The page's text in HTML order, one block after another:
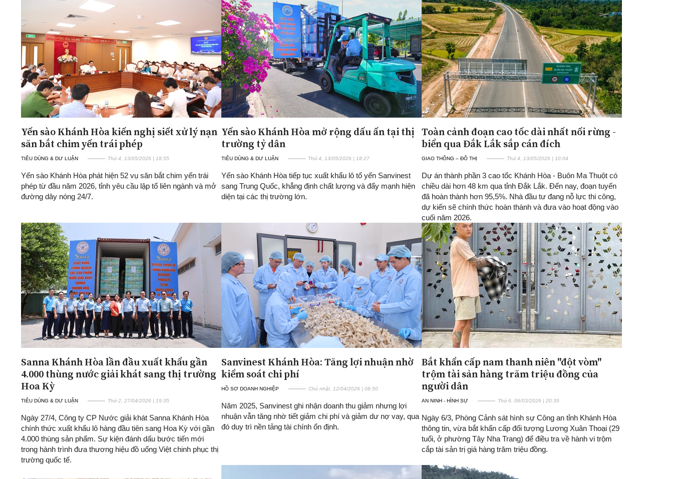
Yến sào Khánh Hòa kiến nghị siết xử lý nạn
săn bắt chim yến trái phép
TIÊU DÙNG & DƯ LUẬN Thứ 4, 13/05/2026 | 18:55
Yến sào Khánh Hòa phát hiện 52 vụ săn bắt chim yến trái
phép từ đầu năm 2026, tỉnh yêu cầu lập tổ liên ngành và mở
đường dây nóng 24/7.
Yến sào Khánh Hòa mở rộng dấu ấn tại thị
trường tỷ dân
TIÊU DÙNG & DƯ LUẬN Thứ 4, 13/05/2026 | 18:27
Yến sào Khánh Hòa tiếp tục xuất khẩu lô tổ yến Sanvinest
sang Trung Quốc, khẳng định chất lượng và đẩy mạnh hiện
diện tại các thị trường lớn.
Toàn cảnh đoạn cao tốc dài nhất nối rừng -
biển qua Đắk Lắk sắp cán đích
GIAO THÔNG – ĐÔ THỊ Thứ 4, 13/05/2026 | 10:04
Dự án thành phần 3 cao tốc Khánh Hòa - Buôn Ma Thuột có
chiều dài hơn 48 km qua tỉnh Đắk Lắk. Đến nay, đoạn tuyến
đã hoàn thành hơn 95,5%. Nhà đầu tư đang nỗ lực thi công,
dự kiến sẽ chính thức hoàn thành và đưa vào hoạt động vào
cuối năm 2026.
Sanna Khánh Hòa lần đầu xuất khẩu gần
4.000 thùng nước giải khát sang thị trường
Hoa Kỳ
TIÊU DÙNG & DƯ LUẬN Thứ 2, 27/04/2026 | 19:35
Ngày 27/4, Công ty CP Nước giải khát Sanna Khánh Hòa
chính thức xuất khẩu lô hàng đầu tiên sang Hoa Kỳ với gần
4.000 thùng sản phẩm. Sự kiện đánh dấu bước tiến mới
trong hành trình đưa thương hiệu đồ uống Việt chinh phục thị
trường quốc tế.
Sanvinest Khánh Hòa: Tăng lợi nhuận nhờ
kiểm soát chi phí
HỒ SƠ DOANH NGHIỆP Chủ nhật, 12/04/2026 | 08:50
Năm 2025, Sanvinest ghi nhận doanh thu giảm nhưng lợi
nhuận vẫn tăng nhờ tiết giảm chi phí và giảm dư nợ vay, qua
đó duy trì nền tảng tài chính ổn định.
Bắt khẩn cấp nam thanh niên "đột vòm"
trộm tài sản hàng trăm triệu đồng của
người dân
AN NINH - HÌNH SỰ Thứ 6, 06/03/2026 | 20:39
Ngày 6/3, Phòng Cảnh sát hình sự Công an tỉnh Khánh Hòa
thông tin, vừa bắt khẩn cấp đối tượng Lương Xuân Thoại (29
tuổi, ở phường Tây Nha Trang) để điều tra về hành vi trộm
cắp tài sản trị giá hàng trăm triệu đồng.